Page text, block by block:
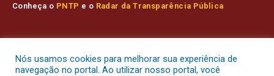
Conheça o PNTP e o Radar da Transparência Pública
Todos os direitos reservados aPrefeitura Municipal de Muaná.
Mapa do SiteAcessar Área AdministrativaAcessar o Webmail
Nós usamos cookies para melhorar sua experiência de
navegação no portal. Ao utilizar nosso portal, você